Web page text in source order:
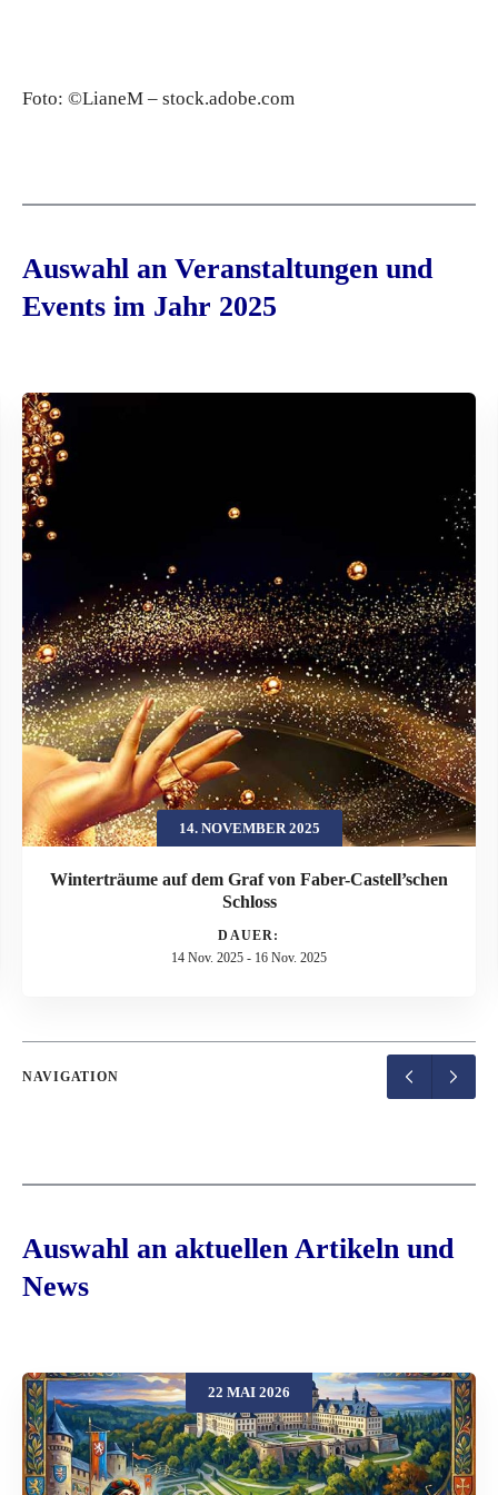
Foto: ©LianeM – stock.adobe.com
Auswahl an Veranstaltungen und
Events im Jahr 2025
14. NOVEMBER 2025
Winterträume auf dem Graf von Faber-Castell’schen
Schloss
DAUER:
14 Nov. 2025 - 16 Nov. 2025
NAVIGATION
Auswahl an aktuellen Artikeln und
News
22 MAI 2026